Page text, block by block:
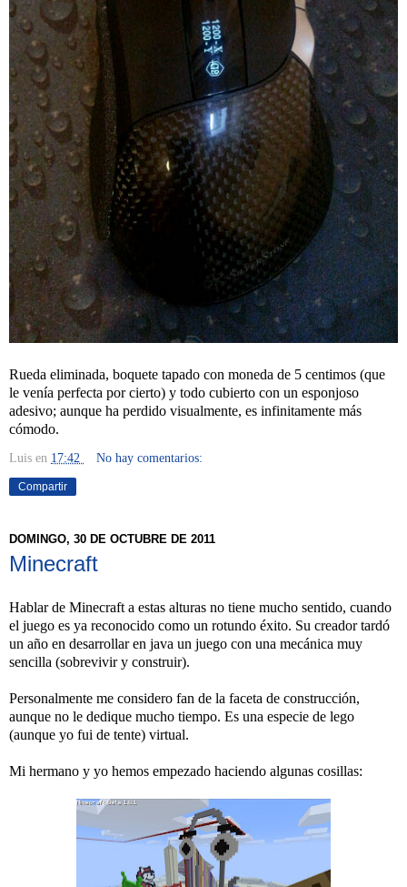
Rueda eliminada, boquete tapado con moneda de 5 centimos (que
le venía perfecta por cierto) y todo cubierto con un esponjoso
adesivo; aunque ha perdido visualmente, es infinitamente más
cómodo.
Luis en 17:42 No hay comentarios:
Compartir
DOMINGO, 30 DE OCTUBRE DE 2011
Minecraft
Hablar de Minecraft a estas alturas no tiene mucho sentido, cuando
el juego es ya reconocido como un rotundo éxito. Su creador tardó
un año en desarrollar en java un juego con una mecánica muy
sencilla (sobrevivir y construir).
Personalmente me considero fan de la faceta de construcción,
aunque no le dedique mucho tiempo. Es una especie de lego
(aunque yo fui de tente) virtual.
Mi hermano y yo hemos empezado haciendo algunas cosillas: